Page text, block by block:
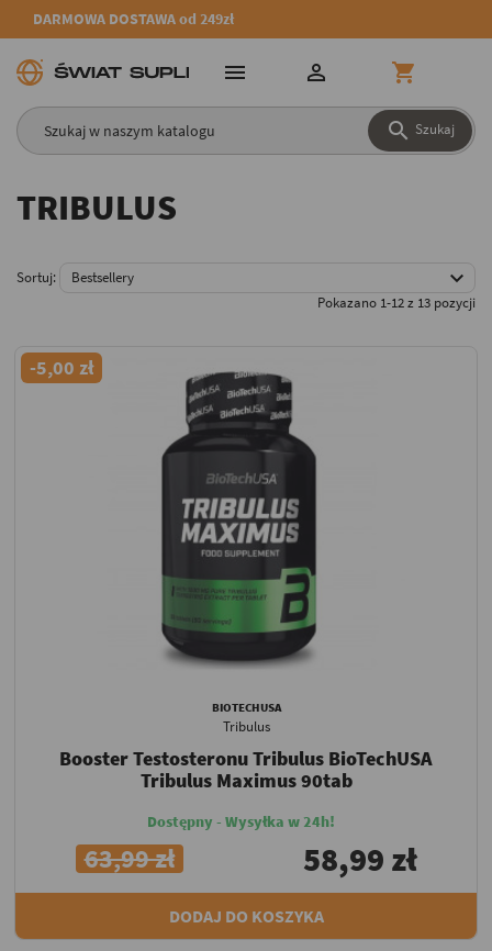
DARMOWA DOSTAWA od 249zł
 Szukaj
  
TRIBULUS
Sortuj: Bestsellery 
Pokazano 1-12 z 13 pozycji
-5,00 zł
BIOTECHUSA
Tribulus
Booster Testosteronu Tribulus BioTechUSA
Tribulus Maximus 90tab
Dostępny - Wysyłka w 24h!
63,99 zł 58,99 zł
DODAJ DO KOSZYKA